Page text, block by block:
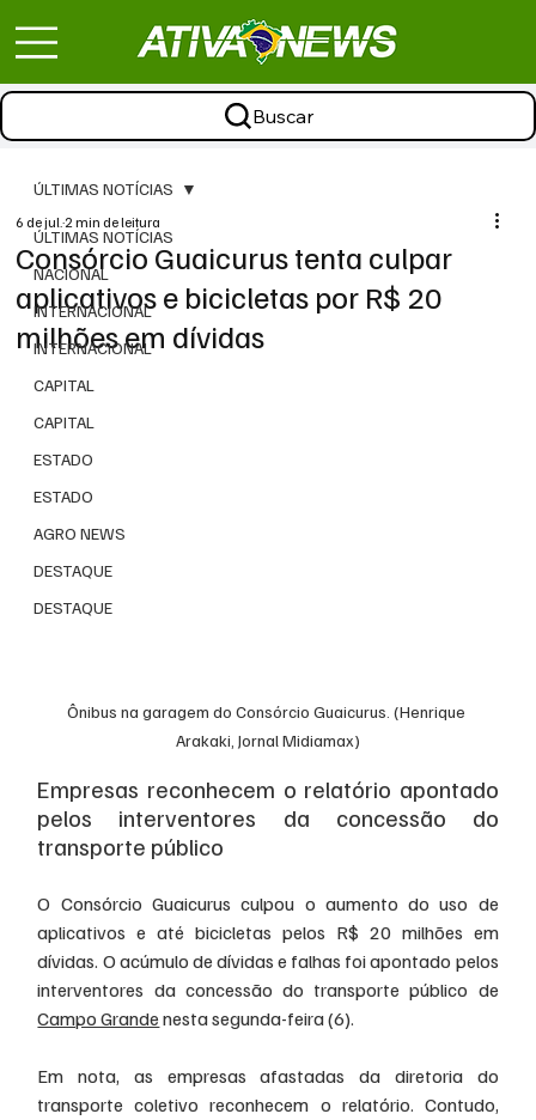
Buscar
ÚLTIMAS NOTÍCIAS
NACIONAL
INTERNACIONAL
INTERNACIONAL
CAPITAL
CAPITAL
ESTADO
ESTADO
AGRO NEWS
DESTAQUE
DESTAQUE
ÚLTIMAS NOTÍCIAS
Consórcio Guaicurus tenta culpar
aplicativos e bicicletas por R$ 20
milhões em dívidas
6 de jul.2 min de leitura
Ônibus na garagem do Consórcio Guaicurus. (Henrique
Arakaki, Jornal Midiamax)
Empresas reconhecem o relatório apontado
pelos interventores da concessão do
transporte público
O Consórcio Guaicurus culpou o aumento do uso de
aplicativos e até bicicletas pelos R$ 20 milhões em
dívidas. O acúmulo de dívidas e falhas foi apontado pelos
Campo Grande nesta segunda-feira (6).
Em nota, as empresas afastadas da diretoria do
transporte coletivo reconhecem o relatório. Contudo,